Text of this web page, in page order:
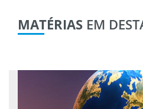
MATÉRIAS EM